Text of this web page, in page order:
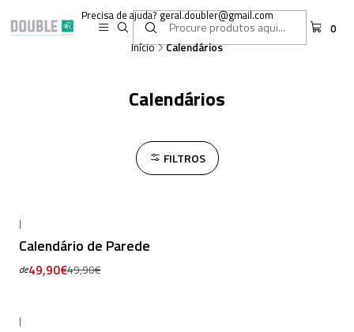
0
Precisa de ajuda? geral.doubler@gmail.com
Início Calendários
Calendários
FILTROS
|
Calendário de Parede
de49,90€49,90€
|